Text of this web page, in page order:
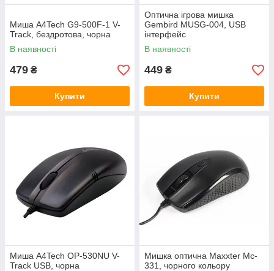
Миша A4Tech G9-500F-1 V-
Track, бездротова, чорна
В наявності
479 ₴
Купити
Оптична ігрова мишка
Gembird MUSG-004, USB
інтерфейс
В наявності
449 ₴
Купити
Миша A4Tech OP-530NU V-
Track USB, чорна
Мишка оптична Maxxter Mc-
331, чорного кольору